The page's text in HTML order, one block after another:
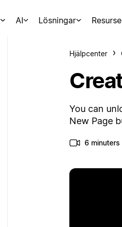
AI Lösningar
Hjälpcenter
You can
New Page
6 minuters